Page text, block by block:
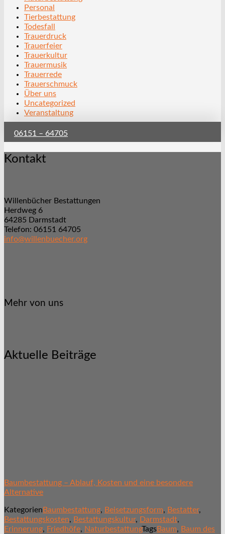
Personal
Tierbestattung
Todesfall
Trauerdruck
Trauerfeier
Trauerkultur
Trauermusik
Trauerrede
Trauerschmuck
Über uns
Uncategorized
Veranstaltung
06151 – 64705
Kontakt
Willenbücher Bestattungen
Herdweg 6
64285 Darmstadt
Telefon: 06151 64705
info@willenbuecher.org
Mehr von uns
Aktuelle Beiträge
Baumbestattung – Ablauf, Kosten und eine besondere
Alternative
Kategorien Baumbestattung, Beisetzungsform, Bestatter,
Bestattungskosten, Bestattungskultur, Darmstadt,
Erinnerung, Friedhöfe, NaturbestattungTagsBaum, Baum des